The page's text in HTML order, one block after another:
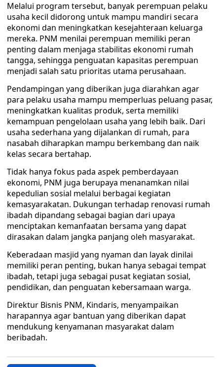
Melalui program tersebut, banyak perempuan pelaku
usaha kecil didorong untuk mampu mandiri secara
ekonomi dan meningkatkan kesejahteraan keluarga
mereka. PNM menilai perempuan memiliki peran
penting dalam menjaga stabilitas ekonomi rumah
tangga, sehingga penguatan kapasitas perempuan
menjadi salah satu prioritas utama perusahaan.
Pendampingan yang diberikan juga diarahkan agar
para pelaku usaha mampu memperluas peluang pasar,
meningkatkan kualitas produk, serta memiliki
kemampuan pengelolaan usaha yang lebih baik. Dari
usaha sederhana yang dijalankan di rumah, para
nasabah diharapkan mampu berkembang dan naik
kelas secara bertahap.
Tidak hanya fokus pada aspek pemberdayaan
ekonomi, PNM juga berupaya menanamkan nilai
kepedulian sosial melalui berbagai kegiatan
kemasyarakatan. Dukungan terhadap renovasi rumah
ibadah dipandang sebagai bagian dari upaya
menciptakan kemanfaatan bersama yang dapat
dirasakan dalam jangka panjang oleh masyarakat.
Keberadaan masjid yang nyaman dan layak dinilai
memiliki peran penting, bukan hanya sebagai tempat
ibadah, tetapi juga sebagai pusat kegiatan sosial,
pendidikan, dan penguatan kebersamaan warga.
Direktur Bisnis PNM, Kindaris, menyampaikan
harapannya agar bantuan yang diberikan dapat
mendukung kenyamanan masyarakat dalam
beribadah.